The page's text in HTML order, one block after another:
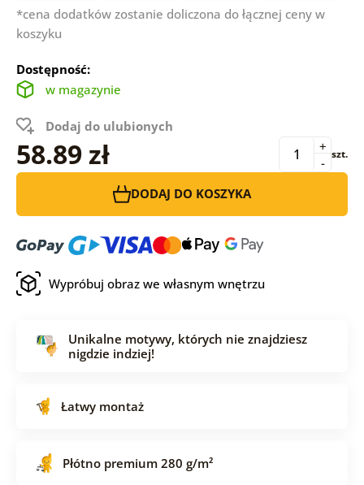
*cena dodatków zostanie doliczona do łącznej ceny w
koszyku
Dostępność:
w magazynie
Dodaj do ulubionych
58.89 zł -
+ szt.
DODAJ DO KOSZYKA
Wypróbuj obraz we własnym wnętrzu
Unikalne motywy, których nie znajdziesz
nigdzie indziej!
Łatwy montaż
Płótno premium 280 g/m²